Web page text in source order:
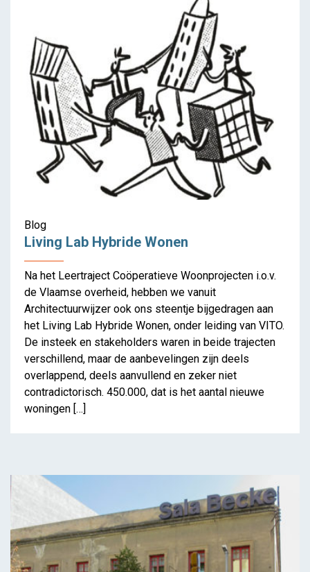
Blog
Living Lab Hybride Wonen
Na het Leertraject Coöperatieve Woonprojecten i.o.v.
de Vlaamse overheid, hebben we vanuit
Architectuurwijzer ook ons steentje bijgedragen aan
het Living Lab Hybride Wonen, onder leiding van VITO.
De insteek en stakeholders waren in beide trajecten
verschillend, maar de aanbevelingen zijn deels
overlappend, deels aanvullend en zeker niet
contradictorisch. 450.000, dat is het aantal nieuwe
woningen […]